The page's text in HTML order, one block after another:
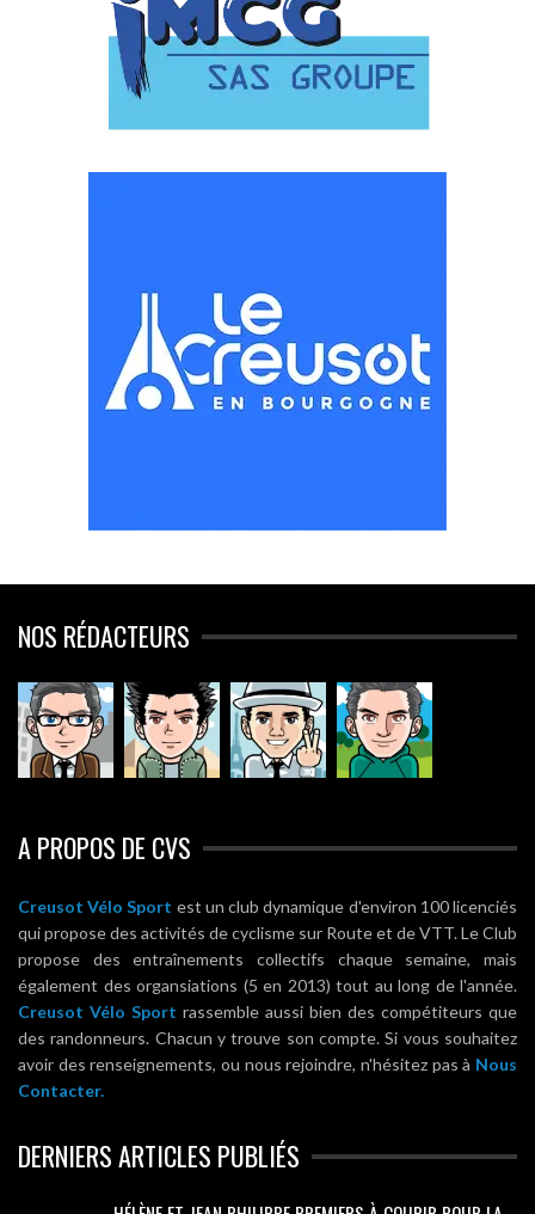
NOS RÉDACTEURS
A PROPOS DE CVS
Creusot Vélo Sport est un club dynamique d'environ 100 licenciés
qui propose des activités de cyclisme sur Route et de VTT. Le Club
propose des entraînements collectifs chaque semaine, mais
également des organsiations (5 en 2013) tout au long de l'année.
Creusot Vélo Sport rassemble aussi bien des compétiteurs que
des randonneurs. Chacun y trouve son compte. Si vous souhaitez
avoir des renseignements, ou nous rejoindre, n'hésitez pas à Nous
Contacter.
DERNIERS ARTICLES PUBLIÉS